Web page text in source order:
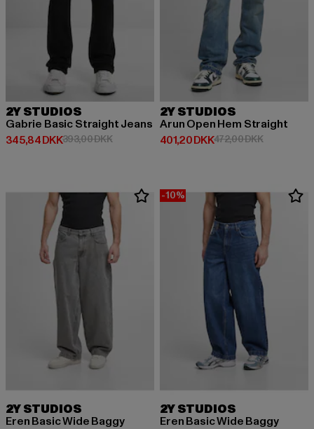
2Y STUDIOS
Gabrie Basic Straight Jeans
345,84 DKK
Nuværende pris: 345,84 DKK
393,00 DKKKampagnepris: 393,00 DKK
2Y STUDIOS
Arun Open Hem Straight
401,20 DKK
Nuværende pris: 401,20 DKK
472,00 DKK
2Y STUDIOS
Eren Basic Wide Baggy
-10%
2Y STUDIOS
Eren Basic Wide Baggy